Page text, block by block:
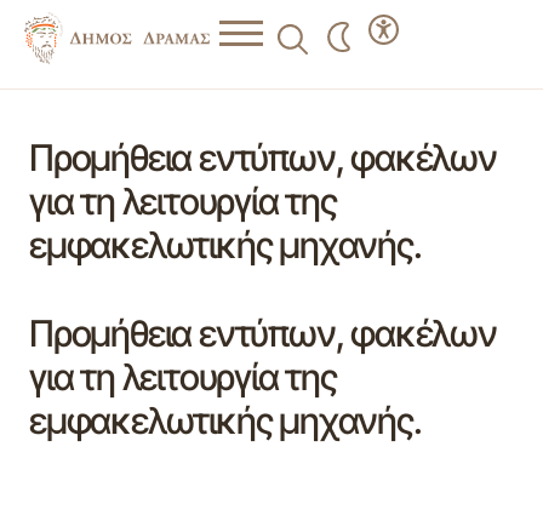
Προμήθεια εντύπων, φακέλων
για τη λειτουργία της
εμφακελωτικής μηχανής.
Προμήθεια εντύπων, φακέλων
για τη λειτουργία της
εμφακελωτικής μηχανής.